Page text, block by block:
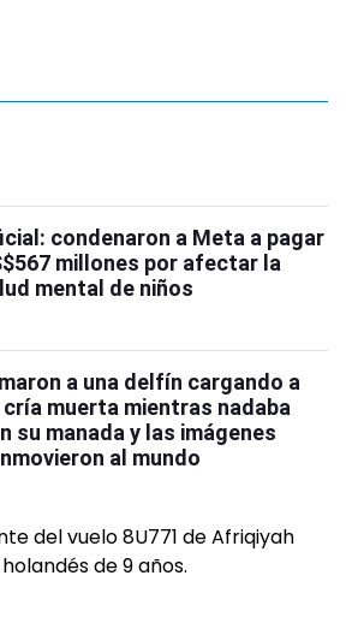
condenaron a Meta a pagar
millones por afectar la
mental de niños
a una delfín cargando a
cría muerta mientras nadaba
su manada y las imágenes
al mundo
del vuelo 8U771 de Afriqiyah
de 9 años.